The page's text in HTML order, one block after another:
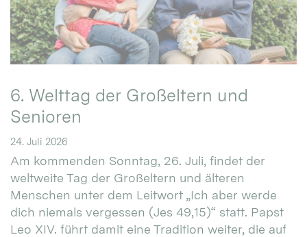
6. Welttag der Großeltern und
Senioren
24. Juli 2026
Am kommenden Sonntag, 26. Juli, findet der
weltweite Tag der Großeltern und älteren
Menschen unter dem Leitwort „Ich aber werde
dich niemals vergessen (Jes 49,15)“ statt. Papst
Leo XIV. führt damit eine Tradition weiter, die auf